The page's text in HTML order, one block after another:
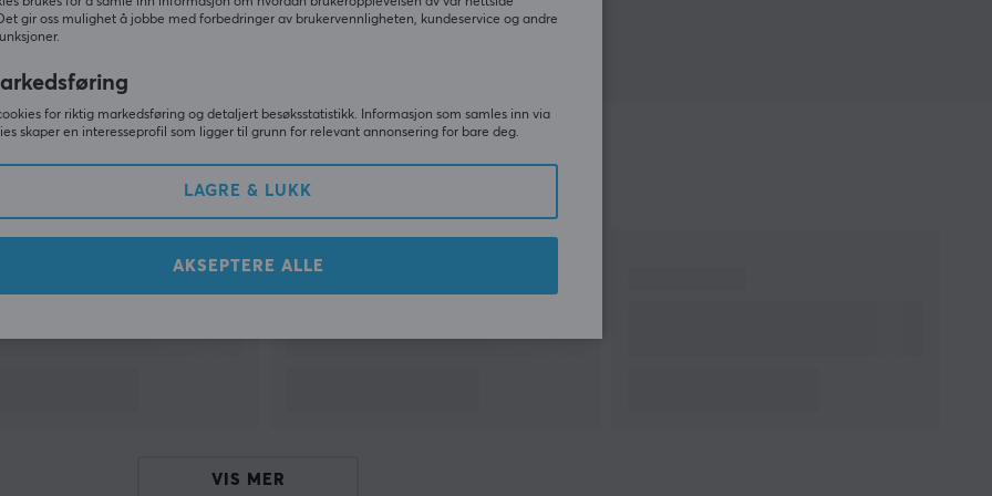
Relaterte produkter
VIS MER
gir oss mulighet å jobbe med forbedringer av brukervennligheten, kundeservice og andre
for riktig markedsføring og detaljert besøksstatistikk. Informasjon som samles inn via
skaper en interesseprofil som ligger til grunn for relevant annonsering for bare deg.
LAGRE & LUKK
AKSEPTERE ALLE